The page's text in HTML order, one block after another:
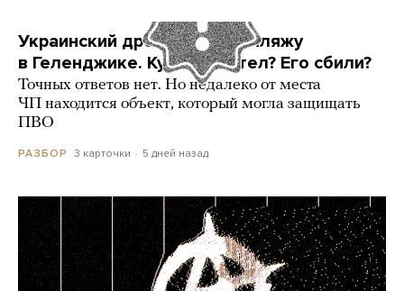
Украинский дрон попал по пляжу
в Геленджике. Куда он летел? Его сбили?
Точных ответов нет. Но недалеко от места
ЧП находится объект, который могла защищать
ПВО
РАЗБОР 3 карточки 5 дней назад